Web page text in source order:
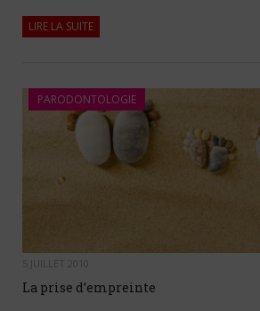
LIRE LA SUITE
PARODONTOLOGIE
5 JUILLET 2010
La prise d’empreinte